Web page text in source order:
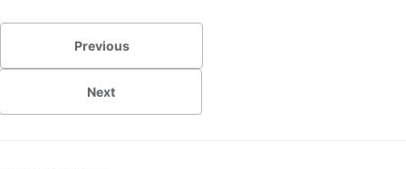
Previous
Next